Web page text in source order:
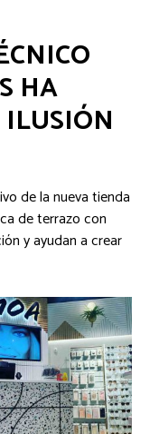
HA
ILUSIÓN
de la nueva tienda
de terrazo con
y ayudan a crear